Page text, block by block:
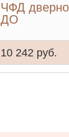
ЧФД
ДО
10 242 руб.